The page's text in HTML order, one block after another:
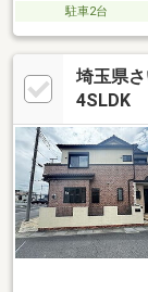
駐車2台
埼玉県
4SLDK